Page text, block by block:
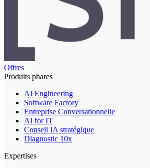
Offres
Produits phares
AI Engineering
Software Factory
Entreprise Conversationnelle
AI for IT
Conseil IA stratégique
Diagnostic 10x
Expertises